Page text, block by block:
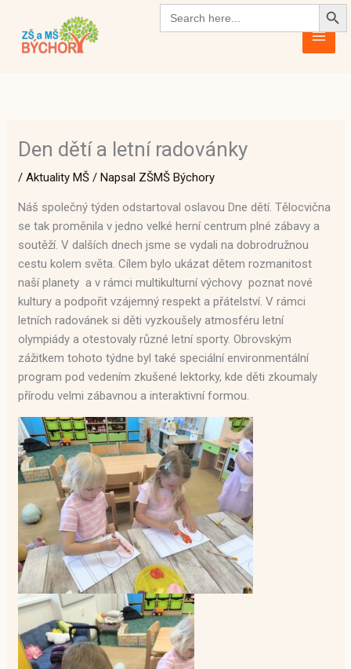
Search
for:
obsah
Den dětí a letní radovánky
/Aktuality MŠ / Napsal ZŠMŠ Býchory
Náš společný týden odstartoval oslavou Dne dětí. Tělocvična
se tak proměnila v jedno velké herní centrum plné zábavy a
soutěží. V dalších dnech jsme se vydali na dobrodružnou
cestu kolem světa. Cílem bylo ukázat dětem rozmanitost
naší planety a v rámci multikulturní výchovy poznat nové
kultury a podpořit vzájemný respekt a přátelství. V rámci
letních radovánek si děti vyzkoušely atmosféru letní
olympiády a otestovaly různé letní sporty. Obrovským
zážitkem tohoto týdne byl také speciální environmentální
program pod vedením zkušené lektorky, kde děti zkoumaly
přírodu velmi zábavnou a interaktivní formou.